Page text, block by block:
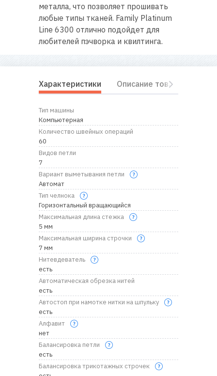
металла, что позволяет прошивать
любые типы тканей. Family Platinum
Line 6300 отлично подойдет для
любителей пэчворка и квилтинга.
Характеристики Описание товара
Тип машины
Компьютерная
Количество швейных операций
60
Видов петли
7
Вариант выметывания петли
Автомат
Тип челнока
Горизонтальный вращающийся
Максимальная длина стежка
5 мм
Максимальная ширина строчки
7 мм
Нитевдеватель
есть
Автоматическая обрезка нитей
есть
Автостоп при намотке нитки на шпульку
есть
Алфавит
нет
Балансировка петли
есть
Балансировка трикотажных строчек